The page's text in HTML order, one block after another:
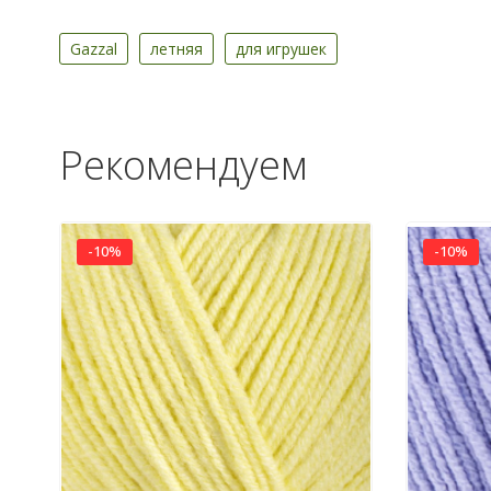
Gazzal летняя для игрушек
Рекомендуем
-10% -10%